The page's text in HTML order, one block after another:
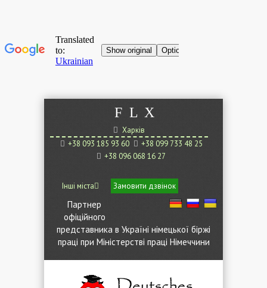
F L X
Харків
+38 093 185 93 60
+38 099 733 48 25
+38 096 068 16 27
Інші міста Замовити дзвінок
Партнер
офіційного
представника в Україні німецької біржі
праці при Міністерстві праці Німеччини